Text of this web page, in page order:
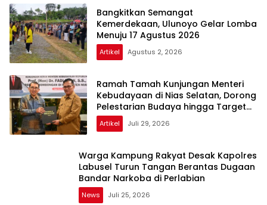
Bangkitkan Semangat
Kemerdekaan, Ulunoyo Gelar Lomba
Menuju 17 Agustus 2026
Artikel Agustus 2, 2026
Ramah Tamah Kunjungan Menteri
Kebudayaan di Nias Selatan, Dorong
Pelestarian Budaya hingga Target
UNESCO
Artikel Juli 29, 2026
Warga Kampung Rakyat Desak Kapolres
Labusel Turun Tangan Berantas Dugaan
Bandar Narkoba di Perlabian
News Juli 25, 2026